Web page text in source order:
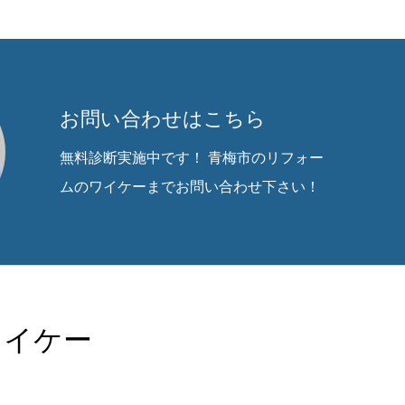
お問い合わせはこちら
無料診断実施中です！ 青梅市のリフォー
ムのワイケーまでお問い合わせ下さい！
ケー